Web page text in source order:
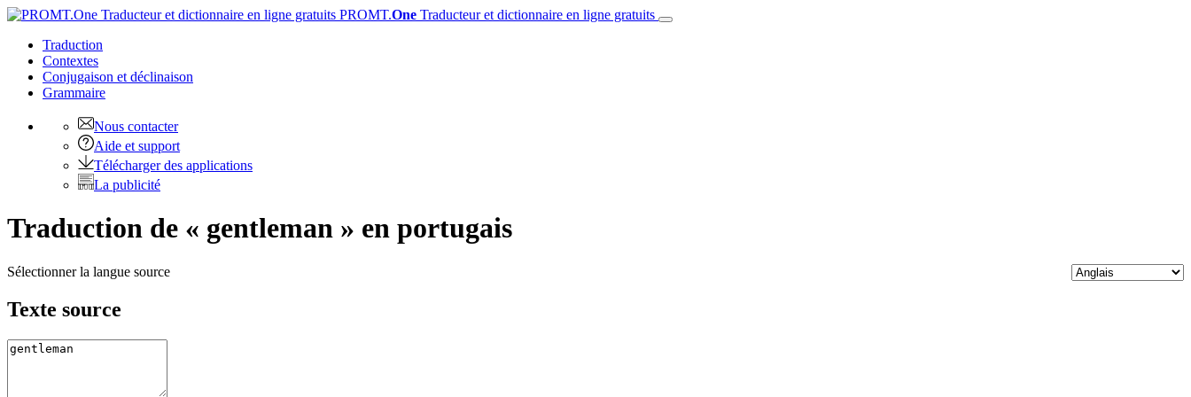
PROMT.One Traducteur et dictionnaire en ligne gratuits
Traduction
Contextes
Conjugaison et déclinaison
Grammaire
Nous contacter
Aide et support
Télécharger des applications
La publicité
Traduction de « gentleman » en portugais
Sélectionner la langue source
Texte source